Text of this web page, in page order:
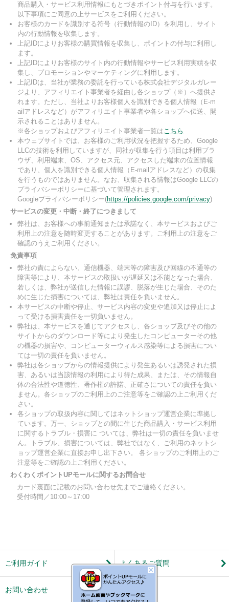
商品購入・サービス利用情報にもとづきポイント付与を行います。
以下事項にご同意の上サービスをご利用ください。
お客様のカードを識別する符号（行動情報のID）を利用し、サイト
内の行動情報を収集します。
上記IDによりお客様の購買情報を収集し、ポイントの付与に利用し
ます。
上記IDによりお客様のサイト内の行動情報やサービス利用実績を収
集し、プロモーションやマーケティングに利用します。
上記IDは、当社が業務の委託を行っている株式会社デジタルガレー
ジより、アフィリエイト事業者を経由し各ショップ（※）へ提供さ
れます。ただし、当社よりお客様個人を識別できる個人情報（E-m
ailアドレスなど）がアフィリエイト事業者や各ショップへ伝送、開
示されることはありません。
※各ショップおよびアフィリエイト事業者一覧はこちら
本ウェブサイトでは、お客様のご利用状況を把握するため、Google
LLCの技術を利用していますが、同社が収集を行う項目は利用ブラ
ウザ、利用端末、OS、アクセス元、アクセスした端末の位置情報
であり、個人を識別できる個人情報（E-mailアドレスなど）の収集
を行うものではありません。なお、収集される情報はGoogle LLCの
プライバシーポリシーに基づいて管理されます。
Googleプライバシーポリシー(https://policies.google.com/privacy)
サービスの変更・中断・終了につきまして
弊社は、お客様への事前通知または承諾なく、本サービスおよびご
利用上の注意を随時変更することがあります。ご利用上の注意をご
確認のうえご利用ください。
免責事項
弊社の責によらない、通信機器、端末等の障害及び回線の不通等の
障害等により、本サービスの取扱いが遅延又は不能となった場合、
若しくは、弊社が送信した情報に誤謬、脱落が生じた場合、そのた
めに生じた損害については、弊社は責任を負いません。
本サービスの中断や停止、サービス内容の変更や追加又は停止によ
って受ける損害責任を一切負いません。
弊社は、本サービスを通じてアクセスし、各ショップ及びその他の
サイトからのダウンロード等により発生したコンピューターその他
の機器の損害や、コンピューターウィルス感染等による損害につい
ては一切の責任を負いません。
弊社は各ショップからの情報提供により発生あるいは誘発された損
害、あるいは当該情報の利用により得た成果、または、その情報自
体の合法性や道徳性、著作権の許諾、正確さについての責任を負い
ません。各ショップのご利用上のご注意等をご確認の上ご利用くだ
さい。
各ショップの取扱内容に関してはネットショップ運営企業に準拠し
ています。万一、ショップとの間に生じた商品購入・サービス利用
に関するトラブル・損害に ついては、弊社は一切の責任を負いませ
ん。トラブル、損害については、弊社ではなく、ご利用のネットシ
ョップ運営企業に直接お申し出下さい。 各ショップのご利用上のご
注意等をご確認の上ご利用ください。
わくわくポイントUPモールに関するお問合せ
カード裏面に記載のお問い合わせ先までご連絡ください。
受付時間／10:00～17:00
ご利用ガイド よくあるご質問
お問い合わせ